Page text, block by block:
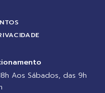
Aos Sábados, das 9h